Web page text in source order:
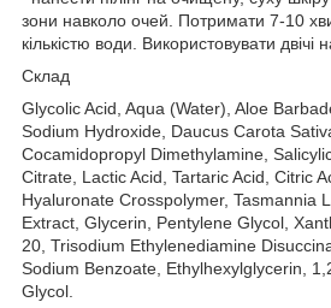
зони навколо очей. Потримати 7-10
кількістю води. Використовувати двічі
Склад
Glycolic Acid, Aqua (Water), Aloe
Sodium Hydroxide, Daucus Carota
Cocamidopropyl Dimethylamine,
Citrate, Lactic Acid, Tartaric Acid, Citric
Hyaluronate Crosspolymer, Tasmannia
Extract, Glycerin, Pentylene Glycol,
20, Trisodium Ethylenediamine
Sodium Benzoate, Ethylhexylglycerin,
Glycol.